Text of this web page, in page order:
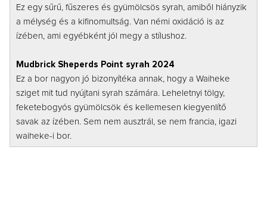
Ez egy sűrű, fűszeres és gyümölcsös syrah, amiből hiányzik
a mélység és a kifinomultság. Van némi oxidáció is az
ízében, ami egyébként jól megy a stílushoz.
Mudbrick Sheperds Point syrah 2024
Ez a bor nagyon jó bizonyítéka annak, hogy a Waiheke
sziget mit tud nyújtani syrah számára. Leheletnyi tölgy,
feketebogyós gyümölcsök és kellemesen kiegyenlítő
savak az ízében. Sem nem ausztrál, se nem francia, igazi
waiheke-i bor.